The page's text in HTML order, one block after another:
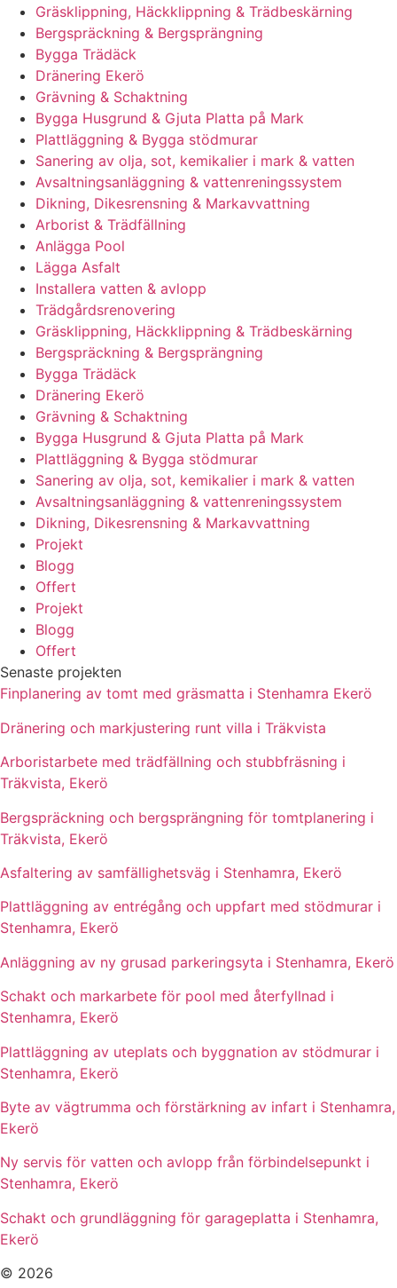
Gräsklippning, Häckklippning & Trädbeskärning
Bergspräckning & Bergsprängning
Bygga Trädäck
Dränering Ekerö
Grävning & Schaktning
Bygga Husgrund & Gjuta Platta på Mark
Plattläggning & Bygga stödmurar
Sanering av olja, sot, kemikalier i mark & vatten
Avsaltningsanläggning & vattenreningssystem
Dikning, Dikesrensning & Markavvattning
Arborist & Trädfällning
Anlägga Pool
Lägga Asfalt
Installera vatten & avlopp
Trädgårdsrenovering
Gräsklippning, Häckklippning & Trädbeskärning
Bergspräckning & Bergsprängning
Bygga Trädäck
Dränering Ekerö
Grävning & Schaktning
Bygga Husgrund & Gjuta Platta på Mark
Plattläggning & Bygga stödmurar
Sanering av olja, sot, kemikalier i mark & vatten
Avsaltningsanläggning & vattenreningssystem
Dikning, Dikesrensning & Markavvattning
Projekt
Blogg
Offert
Projekt
Blogg
Offert
Senaste projekten
Finplanering av tomt med gräsmatta i Stenhamra Ekerö
Dränering och markjustering runt villa i Träkvista
Arboristarbete med trädfällning och stubbfräsning i
Träkvista, Ekerö
Bergspräckning och bergsprängning för tomtplanering i
Träkvista, Ekerö
Asfaltering av samfällighetsväg i Stenhamra, Ekerö
Plattläggning av entrégång och uppfart med stödmurar i
Stenhamra, Ekerö
Anläggning av ny grusad parkeringsyta i Stenhamra, Ekerö
Schakt och markarbete för pool med återfyllnad i
Stenhamra, Ekerö
Plattläggning av uteplats och byggnation av stödmurar i
Stenhamra, Ekerö
Byte av vägtrumma och förstärkning av infart i Stenhamra,
Ekerö
Ny servis för vatten och avlopp från förbindelsepunkt i
Stenhamra, Ekerö
Schakt och grundläggning för garageplatta i Stenhamra,
Ekerö
© 2026